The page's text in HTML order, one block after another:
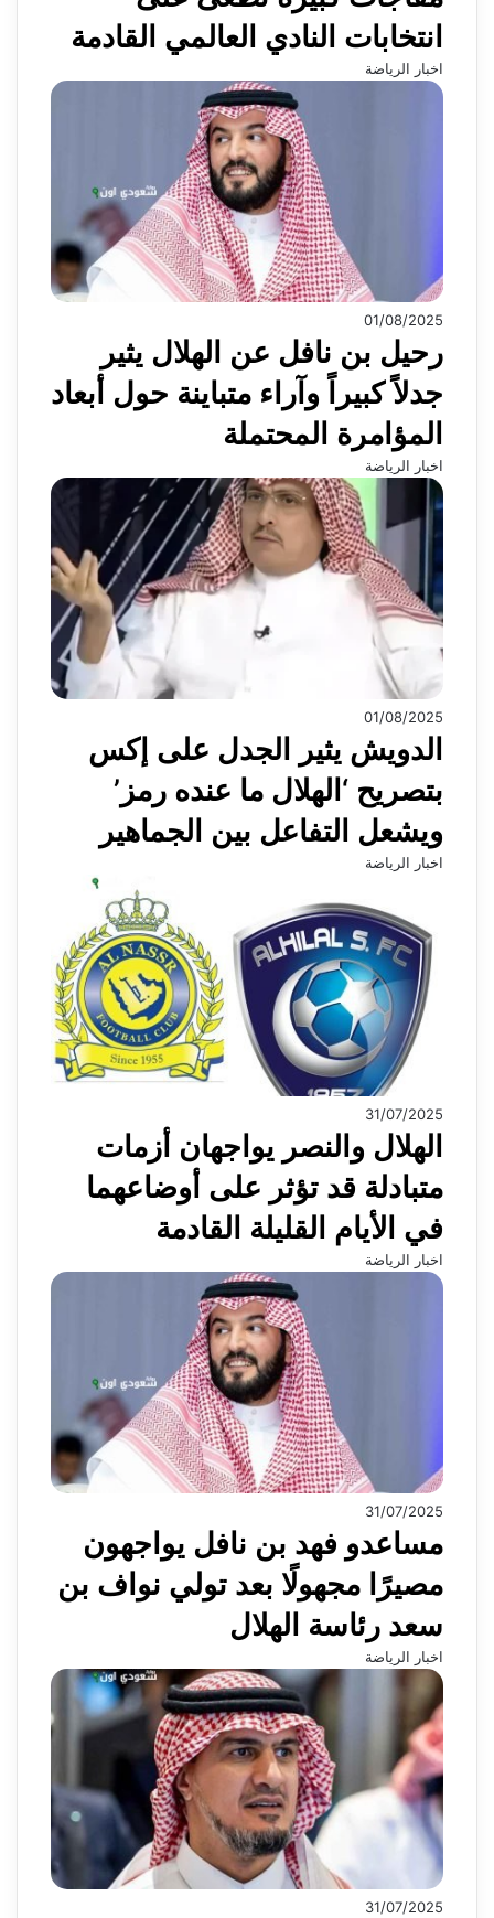
انتخابات النادي العالمي القادمة
اخبار الرياضة
01/08/2025
رحيل بن نافل عن الهلال يثير
جدلاً كبيراً وآراء متباينة حول أبعاد
المؤامرة المحتملة
اخبار الرياضة
01/08/2025
الدويش يثير الجدل على إكس
بتصريح ‘الهلال ما عنده رمز’
ويشعل التفاعل بين الجماهير
اخبار الرياضة
31/07/2025
الهلال والنصر يواجهان أزمات
متبادلة قد تؤثر على أوضاعهما
في الأيام القليلة القادمة
اخبار الرياضة
31/07/2025
مساعدو فهد بن نافل يواجهون
مصيرًا مجهولًا بعد تولي نواف بن
سعد رئاسة الهلال
اخبار الرياضة
31/07/2025